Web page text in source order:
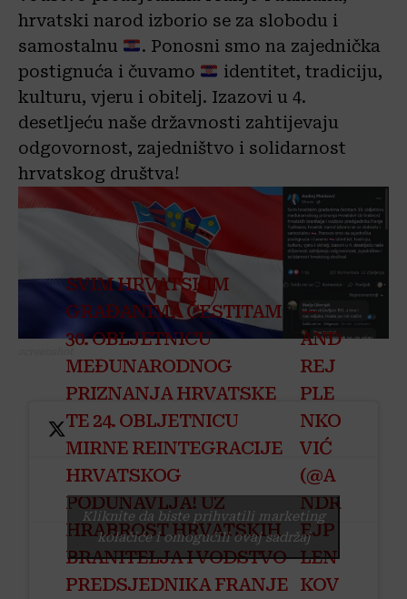
hrvatski narod izborio se za slobodu i
samostalnu
. Ponosni smo na zajednička
postignuća i čuvamo
identitet, tradiciju,
kulturu, vjeru i obitelj. Izazovi u 4.
desetljeću naše državnosti zahtijevaju
odgovornost, zajedništvo i solidarnost
hrvatskog društva!
SVIM HRVATSKIM
GRAĐANIMA ČESTITAM
30. OBLJETNICU
MEĐUNARODNOG
PRIZNANJA HRVATSKE
TE 24. OBLJETNICU
MIRNE REINTEGRACIJE
HRVATSKOG
PODUNAVLJA! UZ
HRABROST HRVATSKIH
BRANITELJA I VODSTVO
PREDSJEDNIKA FRANJE
—
AND
REJ
PLE
NKO
VIĆ
(@A
NDR
EJP
LEN
KOV
Kliknite da biste prihvatili marketing
kolačiće i omogućili ovaj sadržaj